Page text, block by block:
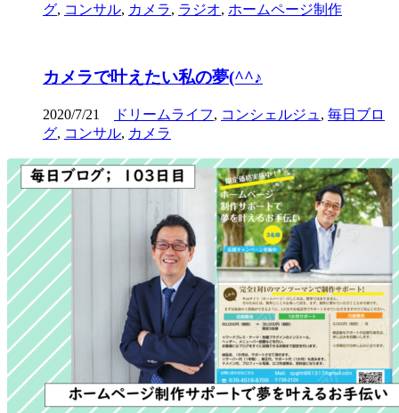
グ, コンサル, カメラ, ラジオ, ホームページ制作
カメラで叶えたい私の夢(^^♪
2020/7/21 ドリームライフ, コンシェルジュ , 毎日ブロ
グ, コンサル, カメラ